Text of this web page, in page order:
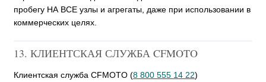
пробегу НА ВСЕ узлы и агрегаты, даже при использовании в
коммерческих целях.
13. КЛИЕНТСКАЯ СЛУЖБА CFMOTO
Клиентская служба CFMOTO (8 800 555 14 22)